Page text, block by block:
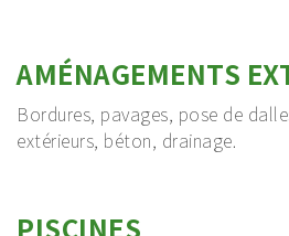
AMÉNAGEMENTS
Bordures, pavages, pose de
extérieurs, béton, drainage.
PISCINES